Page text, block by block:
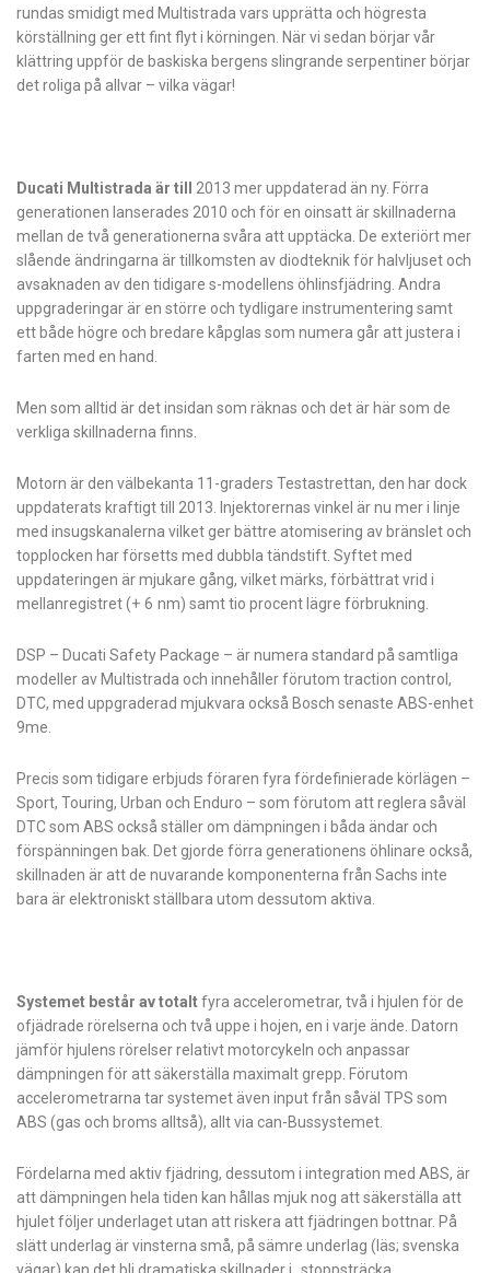
rundas smidigt med Multistrada vars upprätta och högresta
körställning ger ett fint flyt i körningen. När vi sedan börjar vår
klättring uppför de baskiska bergens slingrande serpentiner börjar
det roliga på allvar – vilka vägar!
Ducati Multistrada är till
2013 mer uppdaterad än ny. Förra
generationen lanserades 2010 och för en oinsatt är skillnaderna
mellan de två generationerna svåra att upptäcka. De exteriört mer
slående ändringarna är tillkomsten av diodteknik för halvljuset och
avsaknaden av den tidigare s-modellens öhlinsfjädring. Andra
uppgraderingar är en större och tydligare instrumentering samt
ett både högre och bredare kåpglas som numera går att justera i
farten med en hand.
Men som alltid är det insidan som räknas och det är här som de
verkliga skillnaderna finns.
Motorn är den välbekanta 11-graders Testastrettan, den har dock
uppdaterats kraftigt till 2013. Injektorernas vinkel är nu mer i linje
med insugskanalerna vilket ger bättre atomisering av bränslet och
topplocken har försetts med dubbla tändstift. Syftet med
uppdateringen är mjukare gång, vilket märks, förbättrat vrid i
mellanregistret (+ 6 nm) samt tio procent lägre förbrukning.
DSP – Ducati Safety Package – är numera standard på samtliga
modeller av Multistrada och innehåller förutom traction control,
DTC, med uppgraderad mjukvara också Bosch senaste ABS-enhet
9me.
Precis som tidigare erbjuds föraren fyra fördefinierade körlägen –
Sport, Touring, Urban och Enduro – som förutom att reglera såväl
DTC som ABS också ställer om dämpningen i båda ändar och
förspänningen bak. Det gjorde förra generationens öhlinare också,
skillnaden är att de nuvarande kompon­enterna från Sachs inte
bara är elektroniskt ställbara utom dessutom aktiva.
Systemet består av totaltfyra accelerometrar, två i hjulen för de
ofjädrade rörelserna och två uppe i hojen, en i varje ände. Datorn
jämför hjulens rörelser relativt motorcykeln och anpassar
dämpningen för att säkerställa maximalt grepp. Förutom
accelerometrarna tar systemet även input från såväl TPS som
ABS (gas och broms alltså), allt via can-Bussystemet.
Fördelarna med aktiv fjädring, dessutom i integration med ABS, är
att dämpningen hela tiden kan hållas mjuk nog att säkerställa att
hjulet följer underlaget utan att riskera att fjädringen bottnar. På
slätt underlag är vinsterna små, på sämre underlag (läs; svenska